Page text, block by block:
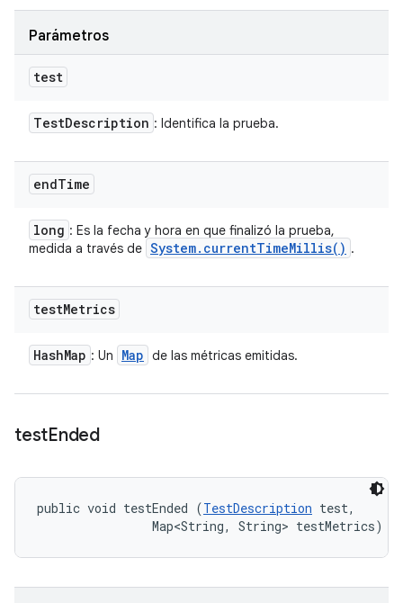
Parámetros
test
TestDescription : Identifica la prueba.
endTime
long : Es la fecha y hora en que finalizó la prueba,
medida a través de System. currentTimeMillis( ) .
testMetrics
HashMap : Un Map de las métricas emitidas.
testEnded
public void testEnded (TestDescription test,
                Map<String, String> testMetrics)